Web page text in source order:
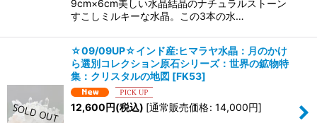
9cm×6cm美しい水晶結晶のナチュラルストーン
すこしミルキーな水晶。この3本の水…
☆09/09UP☆インド産:ヒマラヤ水晶：月のかけ
ら選別コレクション原石シリーズ：世界の鉱物特
集：クリスタルの地図 [FK53]
12,600円(税込) [通常販売価格: 14,000円]